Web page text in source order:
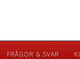
FRÅGOR & SVAR